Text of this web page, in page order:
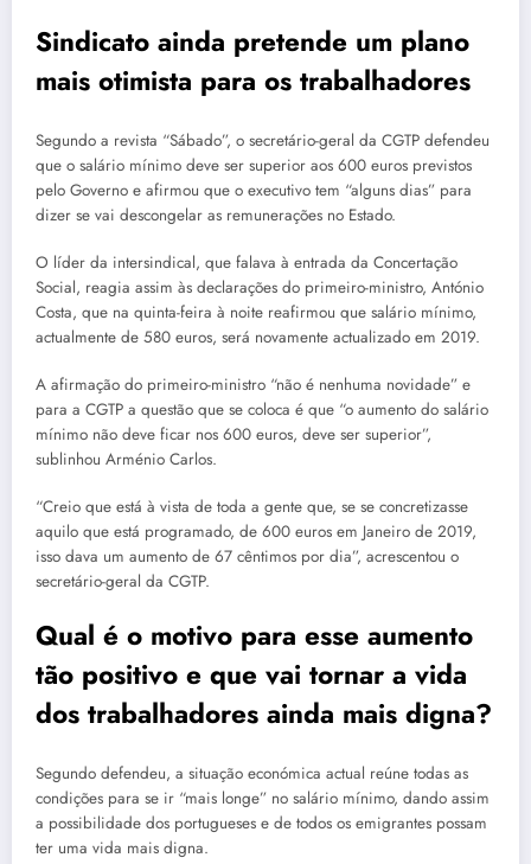
Sindicato ainda pretende um plano
mais otimista para os trabalhadores
Segundo a revista “Sábado”, o secretário-geral da CGTP defendeu
que o salário mínimo deve ser superior aos 600 euros previstos
pelo Governo e afirmou que o executivo tem “alguns dias” para
dizer se vai descongelar as remunerações no Estado.
O líder da intersindical, que falava à entrada da Concertação
Social, reagia assim às declarações do primeiro-ministro, António
Costa, que na quinta-feira à noite reafirmou que salário mínimo,
actualmente de 580 euros, será novamente actualizado em 2019.
A afirmação do primeiro-ministro “não é nenhuma novidade” e
para a CGTP a questão que se coloca é que “o aumento do salário
mínimo não deve ficar nos 600 euros, deve ser superior”,
sublinhou Arménio Carlos.
“Creio que está à vista de toda a gente que, se se concretizasse
aquilo que está programado, de 600 euros em Janeiro de 2019,
isso dava um aumento de 67 cêntimos por dia”, acrescentou o
secretário-geral da CGTP.
Qual é o motivo para esse aumento
tão positivo e que vai tornar a vida
dos trabalhadores ainda mais digna?
Segundo defendeu, a situação económica actual reúne todas as
condições para se ir “mais longe” no salário mínimo, dando assim
a possibilidade dos portugueses e de todos os emigrantes possam
ter uma vida mais digna.